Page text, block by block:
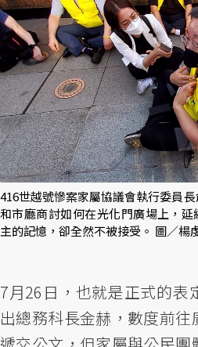
416世越號慘案家屬協議會執行委員
和市廳商討如何在光化門廣場上，
主的記憶，卻全然不被接受。 圖／楊
7月26日，也就是正式的表
出總務科長金赫，數度前